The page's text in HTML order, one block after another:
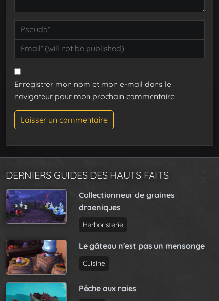
Enregistrer mon nom et mon e-mail dans le
navigateur pour mon prochain commentaire.
DERNIERS GUIDES DES HAUTS FAITS
Collectionneur de graines
draeniques
Herboristerie
Le gâteau n'est pas un mensonge
Cuisine
Pêche aux raies